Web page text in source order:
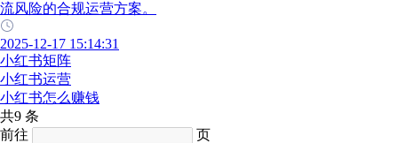
流风险的合规运营方案。
2025-12-17 15:14:31
小红书矩阵
小红书运营
小红书怎么赚钱
共9 条
前往
页